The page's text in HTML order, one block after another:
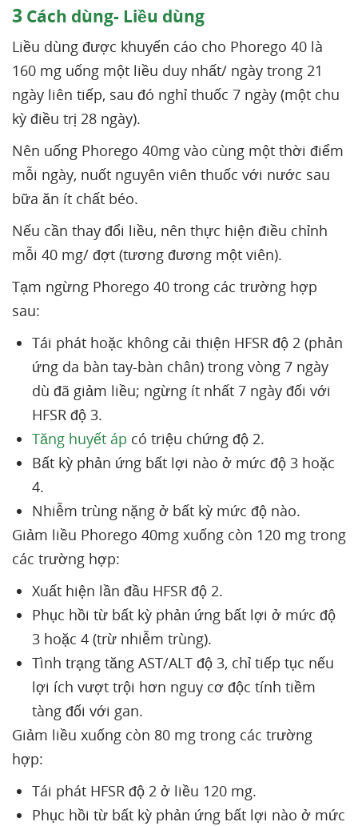
3 Cách dùng- Liều dùng
Liều dùng được khuyến cáo cho Phorego 40 là
160 mg uống một liều duy nhất/ ngày trong 21
ngày liên tiếp, sau đó nghỉ thuốc 7 ngày (một chu
kỳ điều trị 28 ngày).
Nên uống Phorego 40mg vào cùng một thời điểm
mỗi ngày, nuốt nguyên viên thuốc với nước sau
bữa ăn ít chất béo.
Nếu cần thay đổi liều, nên thực hiện điều chỉnh
mỗi 40 mg/ đợt (tương đương một viên).
Tạm ngừng Phorego 40 trong các trường hợp
sau:
Tái phát hoặc không cải thiện HFSR độ 2 (phản
ứng da bàn tay-bàn chân) trong vòng 7 ngày
dù đã giảm liều; ngừng ít nhất 7 ngày đối với
HFSR độ 3.
Tăng huyết áp có triệu chứng độ 2.
Bất kỳ phản ứng bất lợi nào ở mức độ 3 hoặc
4.
Nhiễm trùng nặng ở bất kỳ mức độ nào.
Giảm liều Phorego 40mg xuống còn 120 mg trong
các trường hợp:
Xuất hiện lần đầu HFSR độ 2.
Phục hồi từ bất kỳ phản ứng bất lợi ở mức độ
3 hoặc 4 (trừ nhiễm trùng).
Tình trạng tăng AST/ALT độ 3, chỉ tiếp tục nếu
lợi ích vượt trội hơn nguy cơ độc tính tiềm
tàng đối với gan.
Giảm liều xuống còn 80 mg trong các trường
hợp:
Tái phát HFSR độ 2 ở liều 120 mg.
Phục hồi từ bất kỳ phản ứng bất lợi nào ở mức